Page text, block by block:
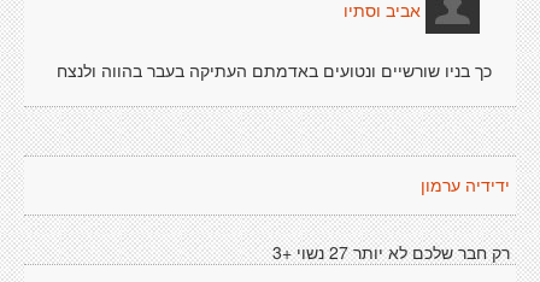
אביב וסתיו
כך בניו שורשיים ונטועים באדמתם העתיקה בעבר בהווה ולנצח
ידידיה ערמון
רק חבר שלכם לא יותר 27 נשוי +3